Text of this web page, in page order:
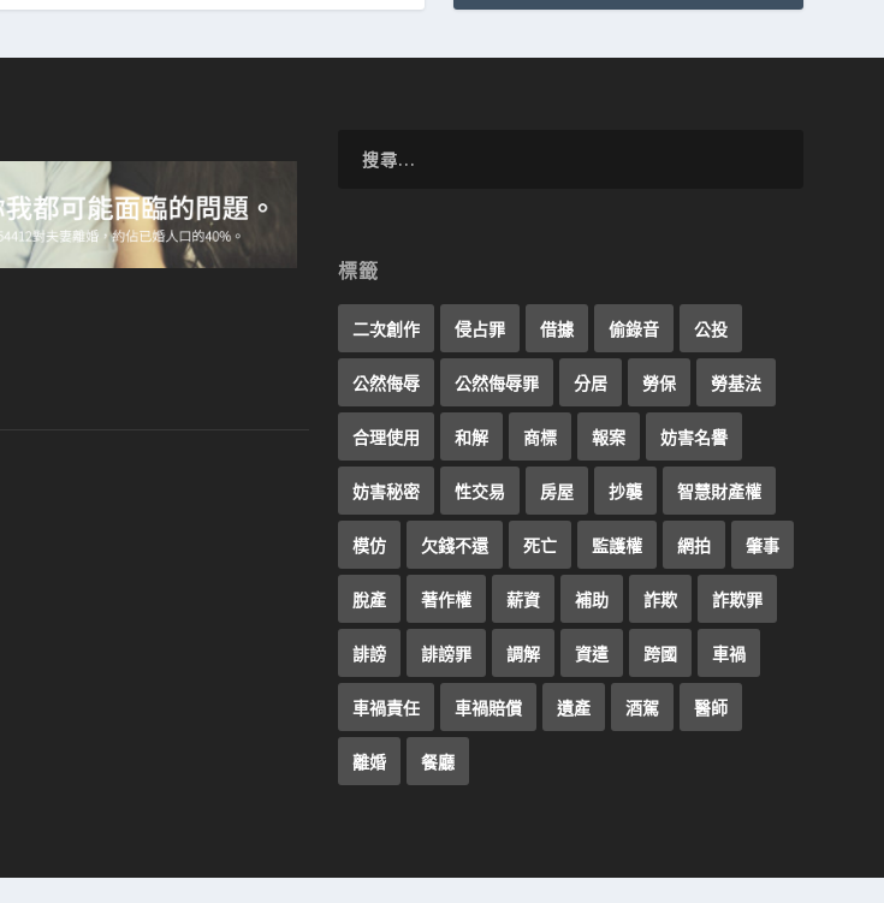
標籤
二次創作 侵占罪 借據 偷錄音 公投
公然侮辱 公然侮辱罪 分居 勞保 勞基法
合理使用 和解 商標 報案 妨害名譽
妨害秘密 性交易 房屋 抄襲 智慧財產權
模仿 欠錢不還 死亡 監護權 網拍 肇事
脫產 著作權 薪資 補助 詐欺 詐欺罪
誹謗 誹謗罪 調解 資遣 跨國 車禍
車禍責任 車禍賠償 遺產 酒駕 醫師
離婚 餐廳